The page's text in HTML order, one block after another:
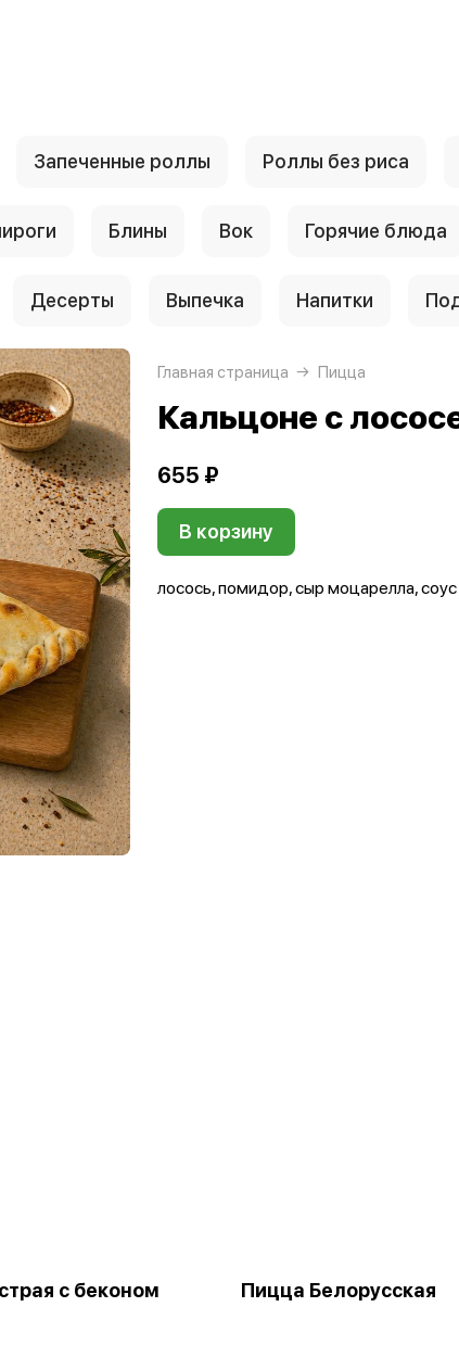
Запеченные роллы Роллы без риса
Блины Вок Горячие блюда
Десерты Выпечка Напитки
Главная страница Пицца
Кальцоне с
655 ₽
В корзину
лосось, помидор, сыр моцарелла,
с беконом Пицца Белорусская